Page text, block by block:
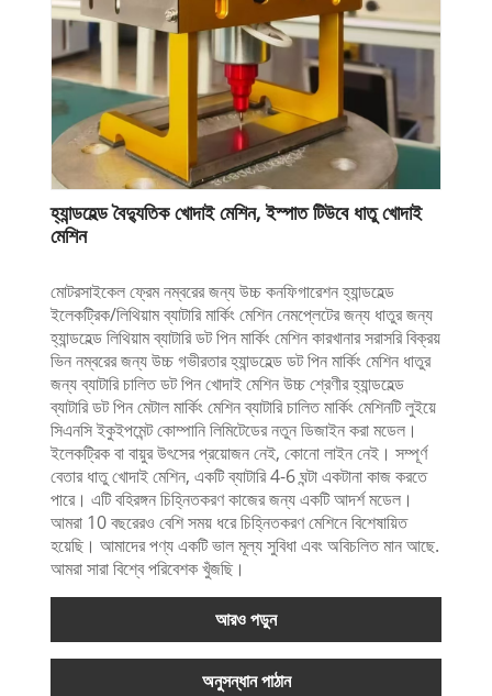
হ্যান্ডহেল্ড বৈদ্যুতিক খোদাই মেশিন, ইস্পাত টিউবে ধাতু খোদাই
মেশিন
মোটরসাইকেল ফ্রেম নম্বরের জন্য উচ্চ কনফিগারেশন হ্যান্ডহেল্ড
ইলেকট্রিক/লিথিয়াম ব্যাটারি মার্কিং মেশিন নেমপ্লেটের জন্য ধাতুর জন্য
হ্যান্ডহেল্ড লিথিয়াম ব্যাটারি ডট পিন মার্কিং মেশিন কারখানার সরাসরি বিক্রয়
ভিন নম্বরের জন্য উচ্চ গভীরতার হ্যান্ডহেল্ড ডট পিন মার্কিং মেশিন ধাতুর
জন্য ব্যাটারি চালিত ডট পিন খোদাই মেশিন উচ্চ শ্রেণীর হ্যান্ডহেল্ড
ব্যাটারি ডট পিন মেটাল মার্কিং মেশিন ব্যাটারি চালিত মার্কিং মেশিনটি লুইয়ে
সিএনসি ইকুইপমেন্ট কোম্পানি লিমিটেডের নতুন ডিজাইন করা মডেল।
ইলেকট্রিক বা বায়ুর উৎসের প্রয়োজন নেই, কোনো লাইন নেই। সম্পূর্ণ
বেতার ধাতু খোদাই মেশিন, একটি ব্যাটারি 4-6 ঘন্টা একটানা কাজ করতে
পারে। এটি বহিরঙ্গন চিহ্নিতকরণ কাজের জন্য একটি আদর্শ মডেল।
আমরা 10 বছরেরও বেশি সময় ধরে চিহ্নিতকরণ মেশিনে বিশেষায়িত
হয়েছি। আমাদের পণ্য একটি ভাল মূল্য সুবিধা এবং অবিচলিত মান আছে.
আমরা সারা বিশ্বে পরিবেশক খুঁজছি।
আরও পড়ুন
অনুসন্ধান পাঠান